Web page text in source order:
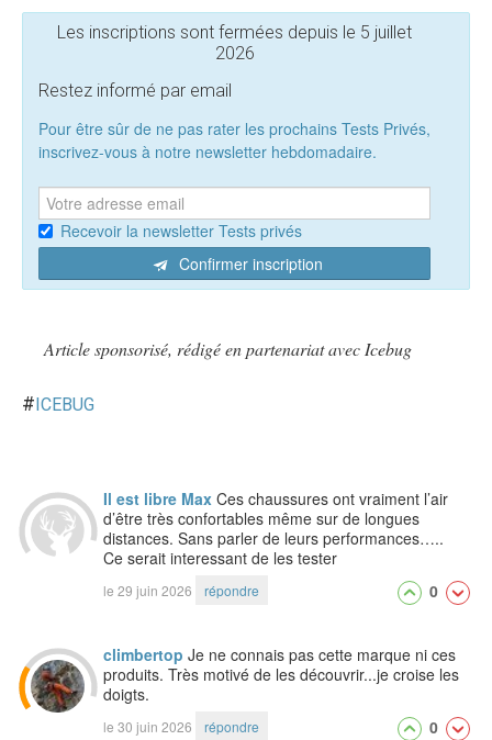
Les inscriptions sont fermées depuis le 5 juillet
2026
Restez informé par email
Pour être sûr de ne pas rater les prochains Tests Privés,
inscrivez-vous à notre newsletter hebdomadaire.
Recevoir la newsletter Tests privés
Confirmer inscription
Article sponsorisé, rédigé en partenariat avec Icebug
#ICEBUG
Il est libre Max Ces chaussures ont vraiment l’air
d’être très confortables même sur de longues
distances. Sans parler de leurs performances…..
Ce serait interessant de les tester
le 29 juin 2026 répondre 0
climbertop Je ne connais pas cette marque ni ces
produits. Très motivé de les découvrir...je croise les
doigts.
le 30 juin 2026 répondre 0